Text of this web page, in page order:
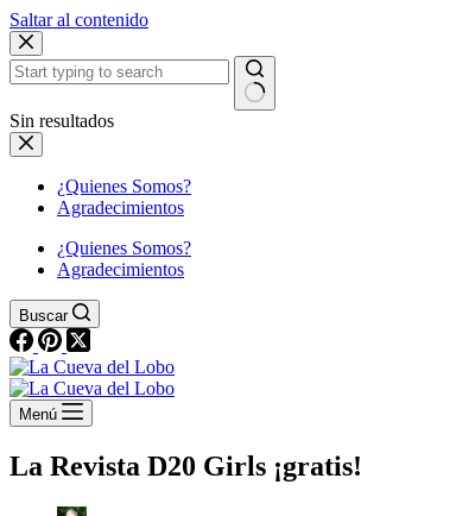
Saltar al contenido
Sin resultados
¿Quienes Somos?
Agradecimientos
¿Quienes Somos?
Agradecimientos
Buscar
Menú
La Revista D20 Girls ¡gratis!